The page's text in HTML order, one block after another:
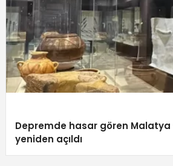
Depremde hasar gören Malatya
yeniden açıldı